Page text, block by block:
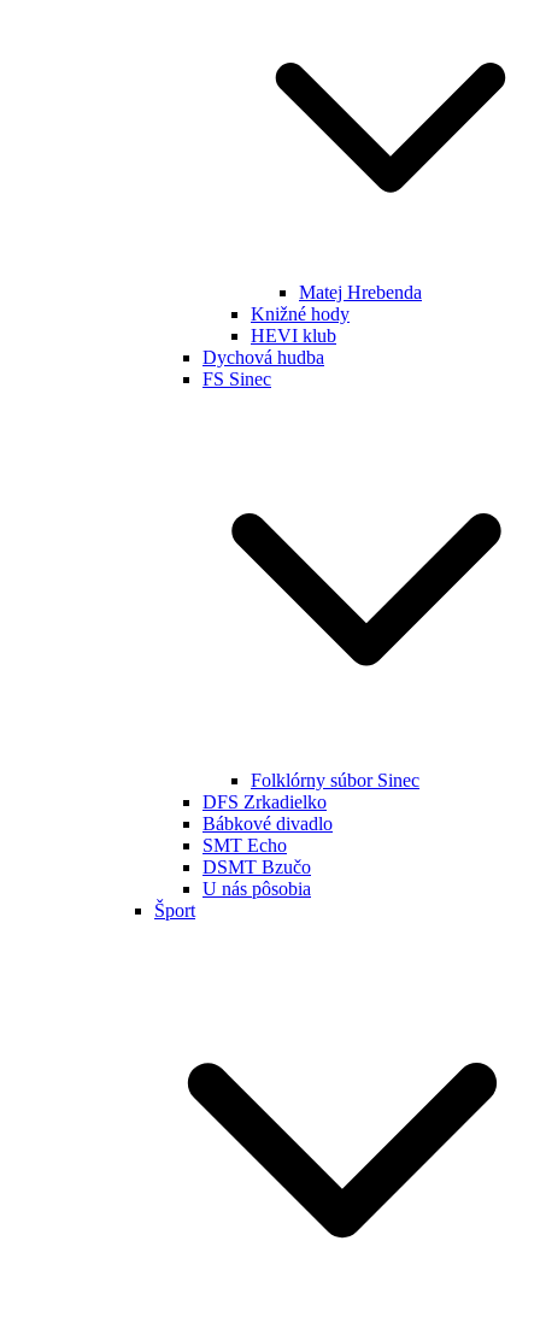
Matej Hrebenda
Knižné hody
HEVI klub
Dychová hudba
FS Sinec
Folklórny súbor Sinec
DFS Zrkadielko
Bábkové divadlo
SMT Echo
DSMT Bzučo
U nás pôsobia
Šport